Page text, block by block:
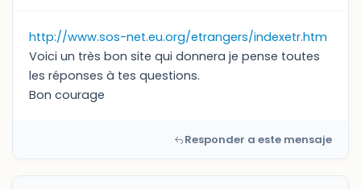
http://www.sos-net.eu.org/etrangers/indexetr.htm
Voici un très bon site qui donnera je pense toutes
les réponses à tes questions.
Bon courage
Responder a este mensaje